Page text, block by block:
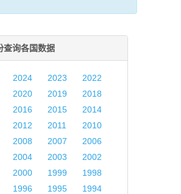
查询各国数据
2024 2023
2022
2020 2019
2018
2016 2015
2014
2012 2011
2010
2008 2007
2006
2004 2003
2002
2000 1999
1998
1996 1995
1994